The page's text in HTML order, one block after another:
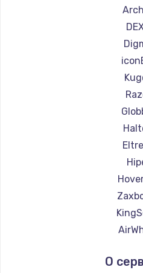
Ремонт
Ремонт
Ремонт
Ремонт
О